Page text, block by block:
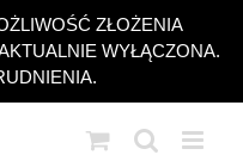
ZŁOŻENIA
WYŁĄCZONA.